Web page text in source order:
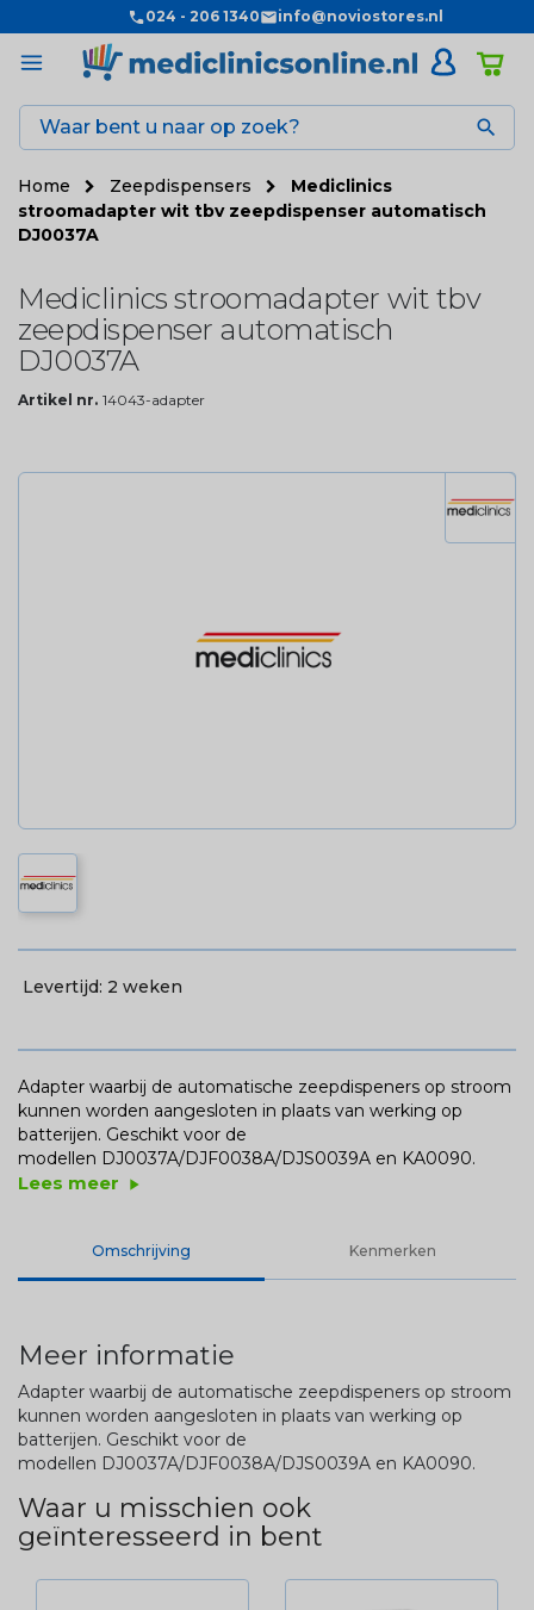
024 - 206 1340 info@noviostores.nl

Home Zeepdispensers
Mediclinics
stroomadapter wit tbv zeepdispenser automatisch
DJ0037A
Mediclinics stroomadapter wit tbv
zeepdispenser automatisch
DJ0037A
Artikel nr. 14043-adapter
Levertijd: 2 weken
Adapter waarbij de automatische zeepdispeners op stroom
kunnen worden aangesloten in plaats van werking op
batterijen. Geschikt voor de
modellen DJ0037A/DJF0038A/DJS0039A en KA0090.
Lees meer play_arrow
Omschrijving Kenmerken
Meer informatie
Adapter waarbij de automatische zeepdispeners op stroom
kunnen worden aangesloten in plaats van werking op
batterijen. Geschikt voor de
modellen DJ0037A/DJF0038A/DJS0039A en KA0090.
Waar u misschien ook
geïnteresseerd in bent